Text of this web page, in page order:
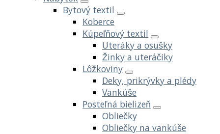
Bytový textil
Koberce
Kúpeľňový textil
Uteráky a osušky
Žinky a uteráčiky
Lôžkoviny
Deky, prikrývky a plédy
Vankúše
Posteľná bielizeň
Obliečky
Obliečky na vankúše